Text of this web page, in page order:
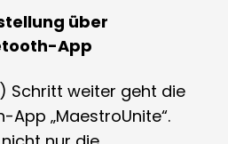
über
App
Schritt weiter geht die
„MaestroUnite“.